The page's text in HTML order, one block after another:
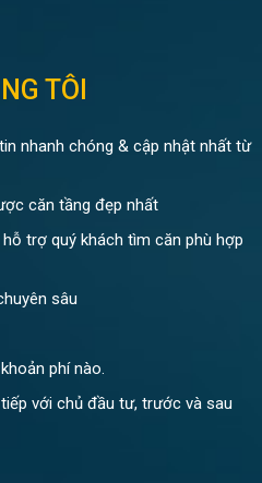
TÔI
nhanh chóng & cập nhật nhất từ
căn tầng đẹp nhất
trợ quý khách tìm căn phù hợp
sâu
phí nào.
với chủ đầu tư, trước và sau